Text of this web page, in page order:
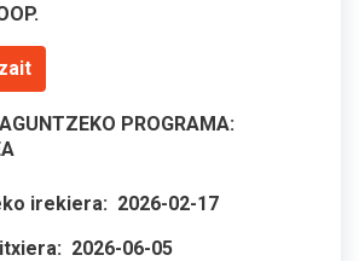
PROGRAMA:
irekiera: 2026-02-17
2026-06-05